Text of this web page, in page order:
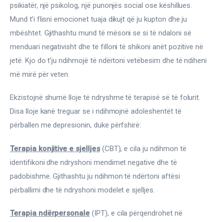
psikiatër, një psikolog, një punonjës social ose këshillues.
Mund t’i flisni emocionet tuaja dikujt që ju kupton dhe ju
mbështet. Gjithashtu mund të mësoni se si të ndaloni së
menduari negativisht dhe të filloni të shikoni anët pozitive në
jetë. Kjo do t’ju ndihmojë të ndërtoni vetëbesim dhe të ndiheni
më mirë për veten.
Ekzistojnë shumë lloje të ndryshme të terapisë së të folurit.
Disa lloje kanë treguar se i ndihmojnë adoleshentët të
përballen me depresionin, duke përfshirë:
Terapia konjitive e sjelljes (CBT), e cila ju ndihmon të
identifikoni dhe ndryshoni mendimet negative dhe të
padobishme. Gjithashtu ju ndihmon të ndërtoni aftësi
përballimi dhe të ndryshoni modelet e sjelljes.
Terapia ndërpersonale (IPT), e cila përqendrohet në